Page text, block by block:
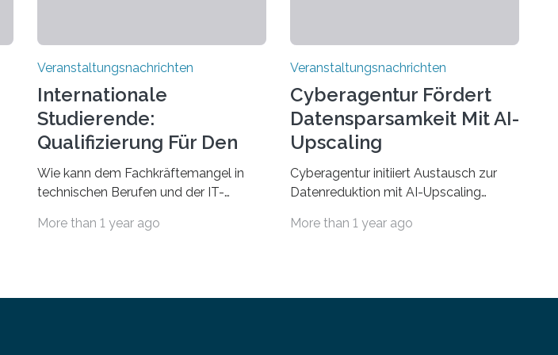
Veranstaltungsnachrichten
Internationale
Studierende:
Qualifizierung Für Den
Arbeitsmarkt
Wie kann dem Fachkräftemangel in
technischen Berufen und der IT-
Beispiel durch internationale
More than 1 year ago
Veranstaltungsnachrichten
Cyberagentur Fördert
Datensparsamkeit Mit AI-
Upscaling
Cyberagentur initiiert Austausch zur
Datenreduktion mit AI-Upscaling
Forschungsprogramm DDK –
More than 1 year ago